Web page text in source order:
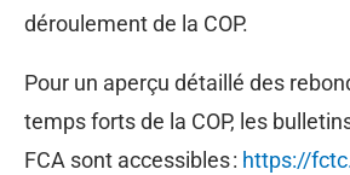
déroulement de la COP.
Pour un aperçu détaillé des
temps forts de la COP, les
FCA sont accessibles : https://